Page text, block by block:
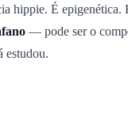
hippie. É epigenética.
— pode ser o
estudou.